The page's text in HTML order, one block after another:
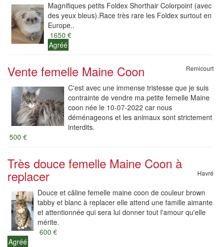
Magnifiques petits Foldex Shorthair Colorpoint (avec
des yeux bleus).Race très rare les Foldex surtout en
Europe..
1650 €
Agréé
Vente femelle Maine Coon Remicourt
C'est avec une immense tristesse que je suis
contrainte de vendre ma petite femelle Maine
coon née le 10-07-2022 car nous
déménageons et les animaux sont strictement
interdits.
500 €
Très douce femelle Maine Coon à
replacer Havré
Douce et câline femelle maine coon de couleur brown
tabby et blanc à replacer elle attend une famille aimante
et attentionnée qui sera lui donner tout l'amour qu'elle
mérite.
600 €
Agréé